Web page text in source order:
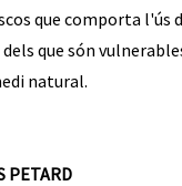
que comporta l'ús
que són
natural.
PETARD